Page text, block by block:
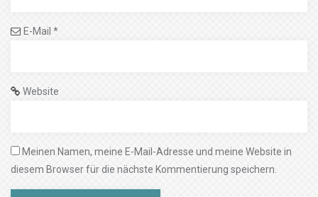
E-Mail *
Website
Meinen Namen, meine E-Mail-Adresse und meine Website in
diesem Browser für die nächste Kommentierung speichern.